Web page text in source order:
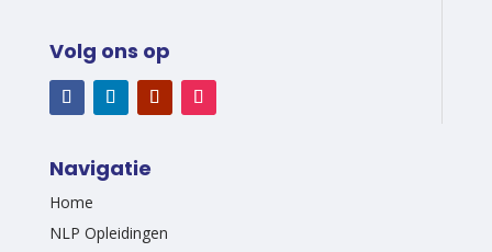
Volg ons op
Navigatie
Home
NLP Opleidingen